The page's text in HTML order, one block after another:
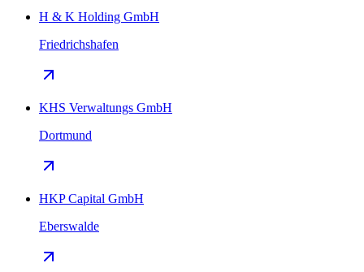
H & K Holding GmbH
Friedrichshafen
KHS Verwaltungs GmbH
Dortmund
HKP Capital GmbH
Eberswalde